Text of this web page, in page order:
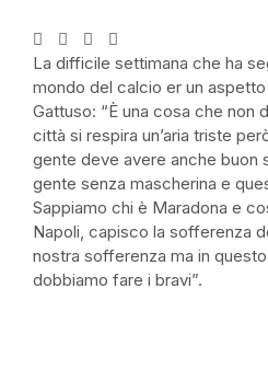
La difficile settimana che ha
mondo del calcio er un
Gattuso: “È una cosa che non
città si respira un’aria triste
gente deve avere anche buon
gente senza mascherina e
Sappiamo chi è Maradona e
Napoli, capisco la sofferenza
nostra sofferenza ma in
dobbiamo fare i bravi”.